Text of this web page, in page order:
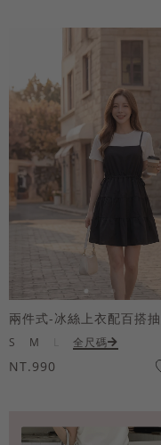
S M 全尺碼
NT.990